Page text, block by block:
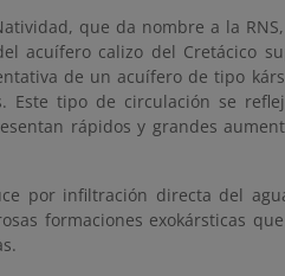
que da nombre a la
acuífero calizo del Cretácico
de un acuífero de tipo
Este tipo de circulación se
rápidos y grandes
por infiltración directa del
formaciones exokársticas